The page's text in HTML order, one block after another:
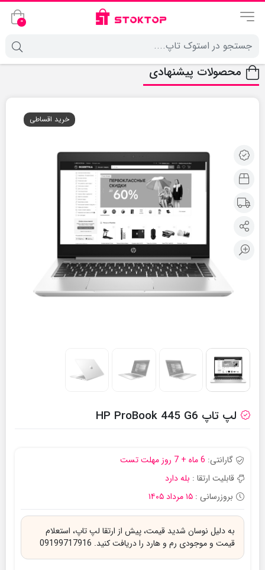
0
محصولات پیشنهادی
خرید اقساطی
لپ تاپ HP ProBook 445 G6
گارانتی: 6 ماه + 7 روز مهلت تست
قابلیت ارتقا : بله دارد
بروزرسانی : ۱۵ مرداد ۱۴۰۵
به دلیل نوسان شدید قیمت، پیش از ارتقا لپ تاپ، استعلام
قیمت و موجودی رم و هارد را دریافت کنید. 09199717916